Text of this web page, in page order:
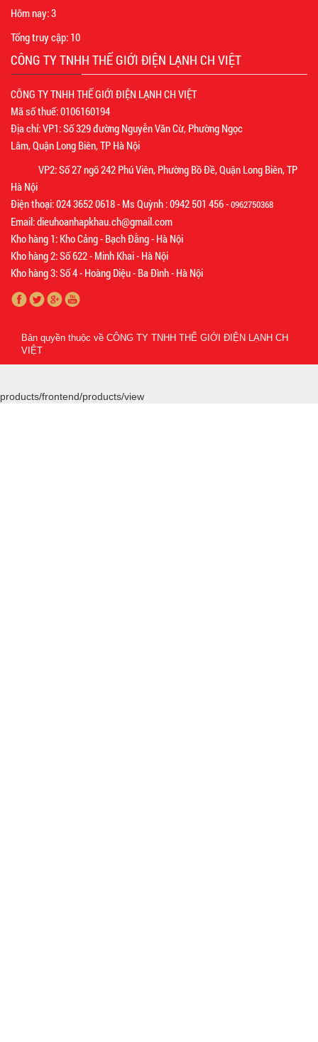
Hôm nay:3
Tổng truy cập: 10
CÔNG TY TNHH THẾ GIỚI ĐIỆN LẠNH CH VIỆT
CÔNG TY TNHH THẾ GIỚI ĐIỆN LẠNH CH VIỆT
Mã số thuế: 0106160194
Địa chỉ: VP1: Số 329 đường Nguyễn Văn Cừ, Phường Ngọc
Lâm, Quận Long Biên, TP Hà Nội
VP2: Số 27 ngõ 242 Phú Viên, Phường Bồ Đề, Quận Long Biên, TP
Hà Nội
Điện thoại: 024 3652 0618 - Ms Quỳnh : 0942 501 456 -0962750368
Email: dieuhoanhapkhau.ch@gmail.com
Kho hàng 1: Kho Cảng - Bạch Đằng - Hà Nội
Kho hàng 2: Số 622 - Minh Khai - Hà Nội
Kho hàng 3: Số 4 - Hoàng Diệu - Ba Đình - Hà Nội
Bản quyền thuộc về CÔNG TY TNHH THẾ GIỚI ĐIỆN LẠNH CH
VIỆT
products/frontend/products/view